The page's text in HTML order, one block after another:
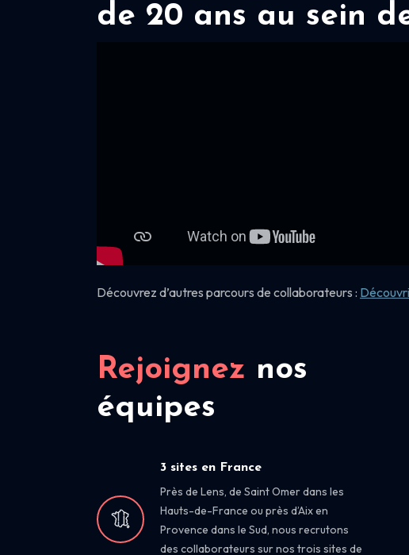
de 20 ans au sein
Découvrez d’autres parcours de collaborateurs :
Rejoignez nos
équipes
3 sites en France
Près de Lens, de Saint Omer dans les
Hauts-de-France ou près d’Aix en
Provence dans le Sud, nous recrutons
des collaborateurs sur nos trois sites de